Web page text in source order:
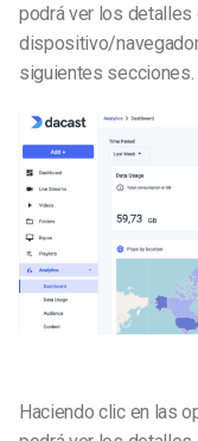
podrá ver los detalles
dispositivo/
siguientes secciones.
Haciendo clic en las